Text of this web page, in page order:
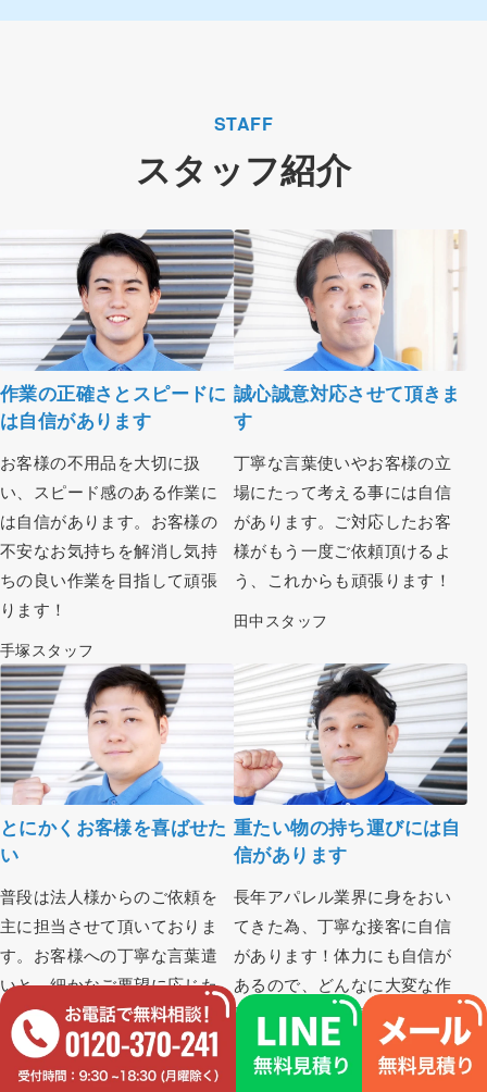
STAFF
スタッフ紹介
作業の正確さとスピードに
は自信があります
お客様の不用品を大切に扱
い、スピード感のある作業に
は自信があります。お客様の
不安なお気持ちを解消し気持
ちの良い作業を目指して頑張
ります！
手塚スタッフ
誠心誠意対応させて頂きま
す
丁寧な言葉使いやお客様の立
場にたって考える事には自信
があります。ご対応したお客
様がもう一度ご依頼頂けるよ
う、これからも頑張ります！
田中スタッフ
とにかくお客様を喜ばせた
い
普段は法人様からのご依頼を
主に担当させて頂いておりま
す。お客様への丁寧な言葉遣
いと、細かなご要望に応じた
作業には自信があります！
谷口スタッフ
重たい物の持ち運びには自
信があります
長年アパレル業界に身をおい
てきた為、丁寧な接客に自信
があります！体力にも自信が
あるので、どんなに大変な作
業でも最後まで責任を持って
ご対応します！
藤原スタッフ